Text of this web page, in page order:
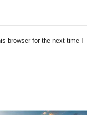
browser for the next time I